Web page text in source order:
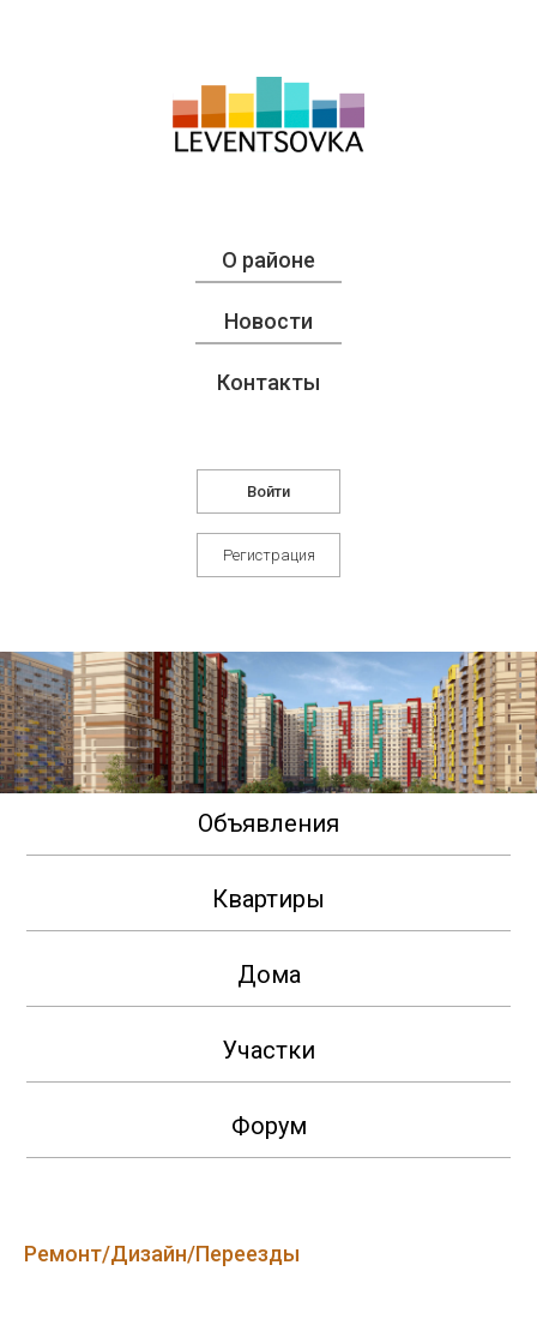
О районе
Новости
Контакты
Войти
Регистрация
Объявления
Квартиры
Дома
Участки
Форум
Ремонт/Дизайн/Переезды